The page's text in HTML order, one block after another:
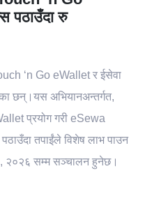
पठाउँदा रु
‘n Go eWallet र ईसेवा
छन्।यस अभियानअन्तर्गत,
प्रयोग गरी eSewa
तपाईंले विशेष लाभ पाउन
२०२६ सम्म सञ्चालन हुनेछ।